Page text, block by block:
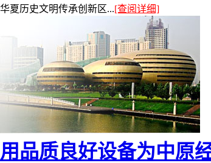
华夏历史文明传承创新区...[查阅详细]
用品质良好设备为中原